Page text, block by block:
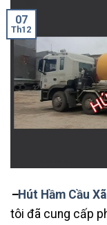
07
Th12
–Hút Hầm Cầu
tôi đã cung cấp